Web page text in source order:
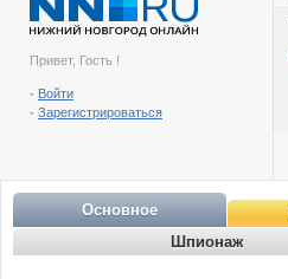
Привет, Гость !
- Войти
- Зарегистрироваться
Основное
Шпионаж